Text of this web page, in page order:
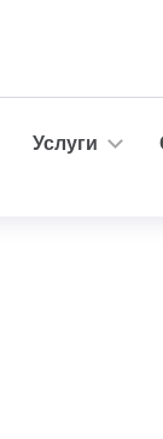
Услуги